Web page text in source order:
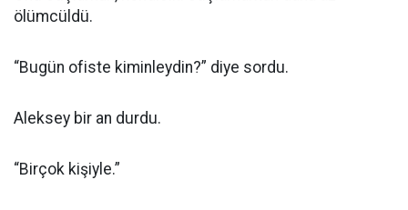
ölümcüldü.
“Bugün ofiste kiminleydin?” diye sordu.
Aleksey bir an durdu.
“Birçok kişiyle.”